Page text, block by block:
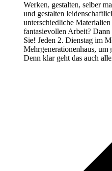
Werken, gestalten, selber
und gestalten
unterschiedliche
fantasievollen Arbeit?
Sie! Jeden 2. Dienstag im
Mehrgenerationenhaus, um
Denn klar geht das auch